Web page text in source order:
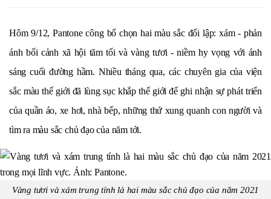
Hôm 9/12, Pantone công bố chọn hai màu sắc đối lập: xám - phản
ánh bối cảnh xã hội tăm tối và vàng tươi - niềm hy vọng với ánh
sáng cuối đường hầm. Nhiều tháng qua, các chuyên gia của viện
sắc màu thế giới đã lùng sục khắp thế giới để ghi nhận sự phát triển
của quần áo, xe hơi, nhà bếp, những thứ xung quanh con người và
tìm ra màu sắc chủ đạo của năm tới.
Vàng tươi và xám trung tính là hai màu sắc chủ đạo của năm 2021